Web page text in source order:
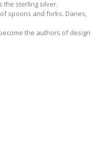
the sterling silver.
spoons and forks. Danes,
the authors of design